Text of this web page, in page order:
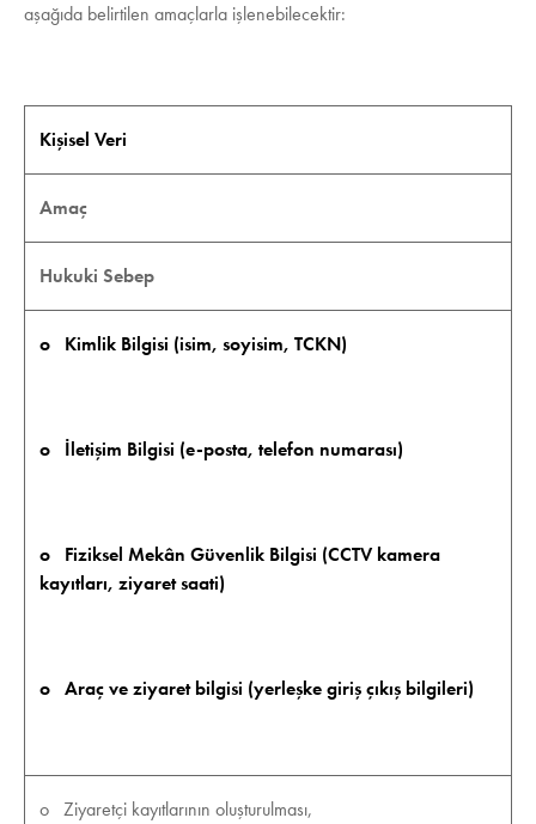
aşağıda belirtilen amaçlarla işlenebilecektir:
Kişisel Veri
Amaç
Hukuki Sebep
o Kimlik Bilgisi (isim, soyisim, TCKN)
o İletişim Bilgisi (e-posta, telefon numarası)
o Fiziksel Mekân Güvenlik Bilgisi (CCTV kamera
kayıtları, ziyaret saati)
o Araç ve ziyaret bilgisi (yerleşke giriş çıkış bilgileri)
o Ziyaretçi kayıtlarının oluşturulması,